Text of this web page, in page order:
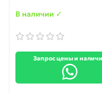
В наличии ✓
Запрос цены и